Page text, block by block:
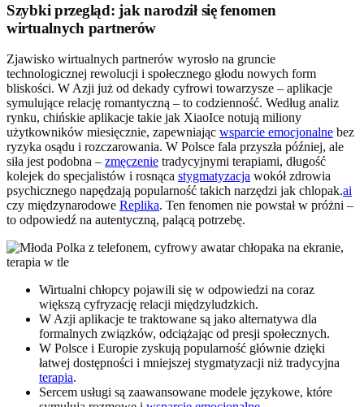
Szybki przegląd: jak narodził się fenomen
wirtualnych partnerów
Zjawisko wirtualnych partnerów wyrosło na gruncie
technologicznej rewolucji i społecznego głodu nowych form
bliskości. W Azji już od dekady cyfrowi towarzysze – aplikacje
symulujące relację romantyczną – to codzienność. Według analiz
rynku, chińskie aplikacje takie jak XiaoIce notują miliony
użytkowników miesięcznie, zapewniając wsparcie emocjonalne bez
ryzyka osądu i rozczarowania. W Polsce fala przyszła później, ale
siła jest podobna – zmęczenie tradycyjnymi terapiami, długość
kolejek do specjalistów i rosnąca stygmatyzacja wokół zdrowia
psychicznego napędzają popularność takich narzędzi jak chlopak.ai
czy międzynarodowe Replika. Ten fenomen nie powstał w próżni –
to odpowiedź na autentyczną, palącą potrzebę.
Wirtualni chłopcy pojawili się w odpowiedzi na coraz
większą cyfryzację relacji międzyludzkich.
W Azji aplikacje te traktowane są jako alternatywa dla
formalnych związków, odciążając od presji społecznych.
W Polsce i Europie zyskują popularność głównie dzięki
łatwej dostępności i mniejszej stygmatyzacji niż tradycyjna
terapia.
Sercem usługi są zaawansowane modele językowe, które